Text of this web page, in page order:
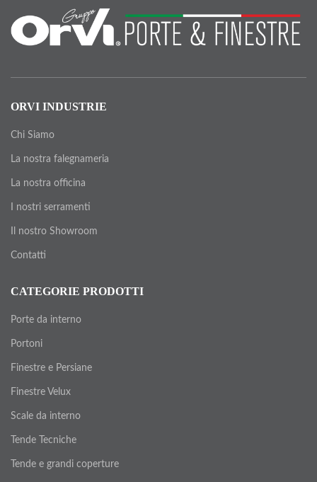
ORVI INDUSTRIE
Chi Siamo
La nostra falegnameria
La nostra officina
I nostri serramenti
Il nostro Showroom
Contatti
CATEGORIE PRODOTTI
Porte da interno
Portoni
Finestre e Persiane
Finestre Velux
Scale da interno
Tende Tecniche
Tende e grandi coperture